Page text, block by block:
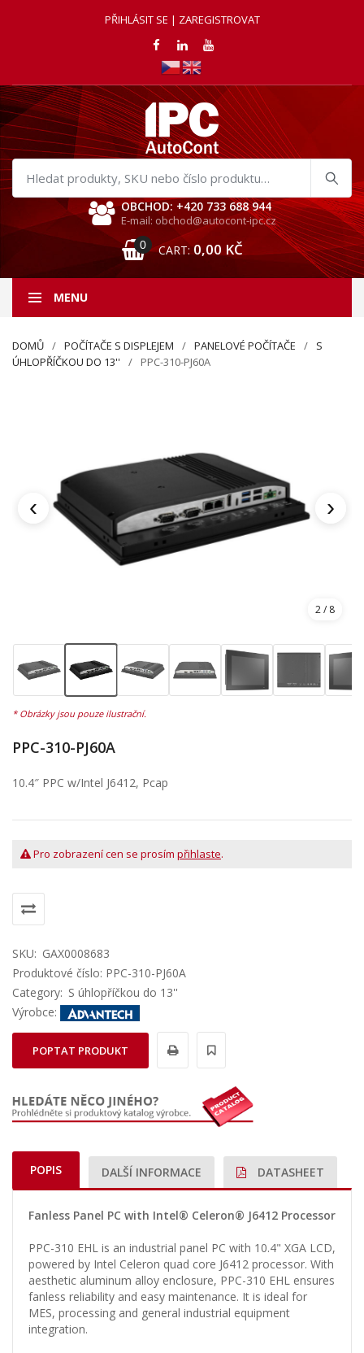
PŘIHLÁSIT SE | ZAREGISTROVAT
Hledat
produkty
OBCHOD: +420 733 688 944
E-mail: obchod@autocont-ipc.cz
0 CART: 0,00 KČ
MENU
DOMŮ POČÍTAČE S DISPLEJEM PANELOVÉ POČÍTAČE
S
ÚHLOPŘÍČKOU DO 13''
PPC-310-PJ60A
‹ ›
2/ 8
PPC-310-PJ60A
10.4″ PPC w/Intel J6412, Pcap
Pro zobrazení cen se prosím přihlaste.
SKU: GAX0008683
Produktové číslo: PPC-310-PJ60A
Category: S úhlopříčkou do 13''
Výrobce:
POPTAT PRODUKT
POPIS DALŠÍ INFORMACE DATASHEET
Fanless Panel PC with Intel® Celeron® J6412 Processor
PPC-310 EHL is an industrial panel PC with 10.4" XGA LCD,
powered by Intel Celeron quad core J6412 processor. With
aesthetic aluminum alloy enclosure, PPC-310 EHL ensures
fanless reliability and easy maintenance. It is ideal for
MES, processing and general industrial equipment
integration.